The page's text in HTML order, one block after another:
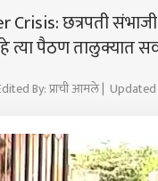
छत्रपती
पैठण तालुक्यात
By: प्राची आमले |